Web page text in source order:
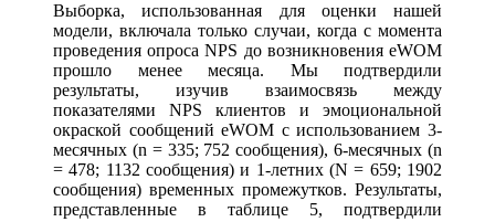
Выборка, использованная для оценки нашей
модели, включала только случаи, когда с момента
проведения опроса NPS до возникновения eWOM
прошло менее месяца. Мы подтвердили
результаты, изучив взаимосвязь между
показателями NPS клиентов и эмоциональной
окраской сообщений eWOM с использованием 3-
месячных (n = 335; 752 сообщения), 6-месячных (n
= 478; 1132 сообщения) и 1-летних (N = 659; 1902
сообщения) временных промежутков. Результаты,
представленные в таблице 5, подтвердили